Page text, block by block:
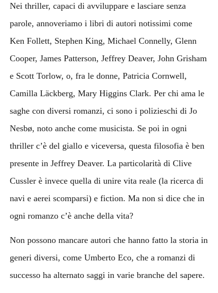
Nei thriller, capaci di avviluppare e lasciare senza
parole, annoveriamo i libri di autori notissimi come
Ken Follett, Stephen King, Michael Connelly, Glenn
Cooper, James Patterson, Jeffrey Deaver, John Grisham
e Scott Torlow, o, fra le donne, Patricia Cornwell,
Camilla Läckberg, Mary Higgins Clark. Per chi ama le
saghe con diversi romanzi, ci sono i polizieschi di Jo
Nesbø, noto anche come musicista. Se poi in ogni
thriller c’è del giallo e viceversa, questa filosofia è ben
presente in Jeffrey Deaver. La particolarità di Clive
Cussler è invece quella di unire vita reale (la ricerca di
navi e aerei scomparsi) e fiction. Ma non si dice che in
ogni romanzo c’è anche della vita?
Non possono mancare autori che hanno fatto la storia in
generi diversi, come Umberto Eco, che a romanzi di
successo ha alternato saggi in varie branche del sapere.